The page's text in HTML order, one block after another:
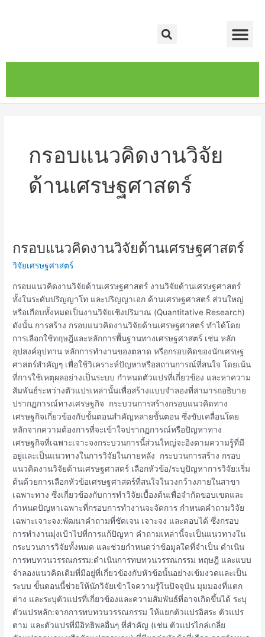
Search
กรอบแนวคิดงานวิจัย
ด้านเศรษฐศาสตร์
กรอบแนวคิดงานวิจัยด้านเศรษฐศาสตร์
วิจัยเศรษฐศาสตร์
กรอบแนวคิดงานวิจัยด้านเศรษฐศาสตร์ งานวิจัยด้านเศรษฐศาสตร์
ทั้งในระดับปริญญาโท และปริญญาเอก ด้านเศรษฐศาสตร์ ส่วนใหญ่
หรือเกือบทั้งหมดเป็นงานวิจัยเชิงปริมาณ (Quantitative Research)
ดังนั้น การสร้าง กรอบแนวคิดงานวิจัยด้านเศรษฐศาสตร์ ทำได้โดย
การเลือกใช้ทฤษฎีและหลักการพื้นฐานทางเศรษฐศาสตร์ เช่น หลัก
อุปสงค์อุปทาน หลักการทำงานของตลาด หรือกรอบคิดของนักเศรษฐ
ศาสตร์สำคัญๆ เพื่อใช้วิเคราะห์ปัญหาหรือสถานการณ์ที่สนใจ โดยเน้น
ที่การใช้เหตุผลอย่างเป็นระบบ กำหนดตัวแปรที่เกี่ยวข้อง และหาความ
สัมพันธ์ระหว่างตัวแปรเหล่านั้นเพื่อสร้างแบบจำลองที่สามารถอธิบาย
ปรากฏการณ์ทางเศรษฐกิจ กระบวนการสร้างกรอบแนวคิดทาง
เศรษฐกิจเกี่ยวข้องกับขั้นตอนสำคัญหลายขั้นตอน ซึ่งขับเคลื่อนโดย
หลักจากความต้องการที่จะเข้าใจปรากฏการณ์หรือปัญหาทาง
เศรษฐกิจที่เฉพาะเจาะจงกระบวนการนี้ส่วนใหญ่จะอิงตามความรู้ที่มี
อยู่และเป็นแนวทางในการวิจัยในภายหลัง กระบวนการสร้าง กรอบ
แนวคิดงานวิจัยด้านเศรษฐศาสตร์ เลือกหัวข้อ/ระบุปัญหาการวิจัย:เริ่ม
ต้นด้วยการเลือกหัวข้อเศรษฐศาสตร์ที่สนใจในวงกว้างภายในสาขา
เฉพาะทาง ซึ่งเกี่ยวข้องกับการทำวิจัยเบื้องต้นเพื่อจำกัดขอบเขตและ
กำหนดปัญหาเฉพาะที่กรอบการทำงานจะจัดการ กำหนดคำถามวิจัย
เฉพาะเจาะจง:พัฒนาคำถามที่ชัดเจน เจาะจง และตอบได้ ซึ่งกรอบ
การทำงานมุ่งเป้าไปที่การแก้ปัญหา คำถามเหล่านี้จะเป็นแนวทางใน
กระบวนการวิจัยทั้งหมด และช่วยกำหนดว่าข้อมูลใดที่จำเป็น ดำเนิน
การทบทวนวรรณกรรม:ดำเนินการทบทวนวรรณกรรม ทฤษฎี และแบบ
จำลองแนวคิดเดิมที่มีอยู่ที่เกี่ยวข้องกับหัวข้อนั้นอย่างเข้มงวดและเป็น
ระบบ ขั้นตอนนี้ช่วยให้นักวิจัยเข้าใจความรู้ในปัจจุบัน มุมมองที่แตก
ต่าง และระบุตัวแปรที่เกี่ยวข้องและความสัมพันธ์ที่อาจเกิดขึ้นได้ ระบุ
ตัวแปรหลัก:จากการทบทวนวรรณกรรม ให้แยกตัวแปรอิสระ ตัวแปร
ตาม และตัวแปรที่มีอิทธิพลอื่นๆ ที่สำคัญ (เช่น ตัวแปรไกล่เกลี่ย
กรอบ
งาน
วิจัย
ด้าน
เศรษฐศาสตร์